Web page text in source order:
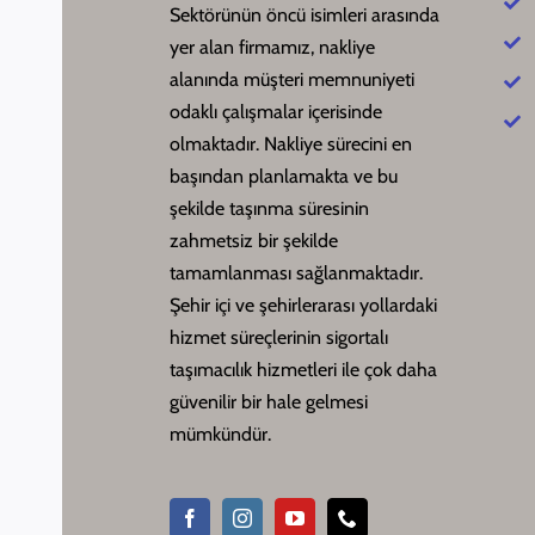
Sektörünün öncü isimleri arasında
yer alan firmamız, nakliye
alanında müşteri memnuniyeti
odaklı çalışmalar içerisinde
olmaktadır. Nakliye sürecini en
başından planlamakta ve bu
şekilde taşınma süresinin
zahmetsiz bir şekilde
tamamlanması sağlanmaktadır.
Şehir içi ve şehirlerarası yollardaki
hizmet süreçlerinin sigortalı
taşımacılık hizmetleri ile çok daha
güvenilir bir hale gelmesi
mümkündür.